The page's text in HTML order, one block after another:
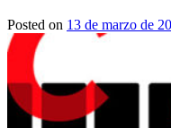
Posted on 13 de marzo de